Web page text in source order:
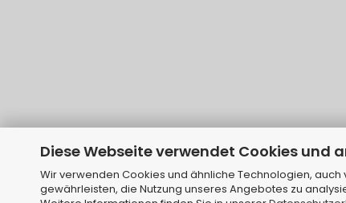
Diese Webseite verwendet Cookies und
Wir verwenden Cookies und ähnliche Technologien,
gewährleisten, die Nutzung unseres Angebotes zu